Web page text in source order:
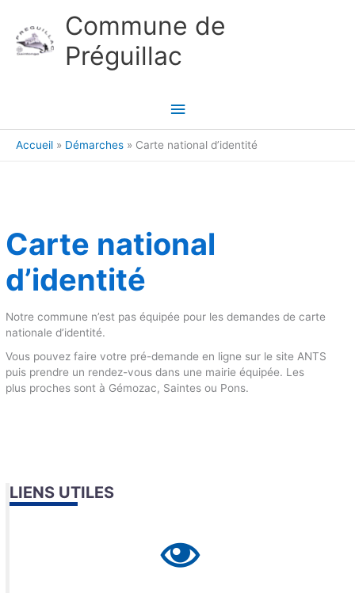
Commune de
Préguillac
Menu
principal
Accueil Démarches Carte national d’identité
Carte national
d’identité
Notre commune n’est pas équipée pour les demandes de carte
nationale d’identité.
Vous pouvez faire votre pré-demande en ligne sur le site ANTS
puis prendre un rendez-vous dans une mairie équipée. Les
plus proches sont à Gémozac, Saintes ou Pons.
LIENS UTILES